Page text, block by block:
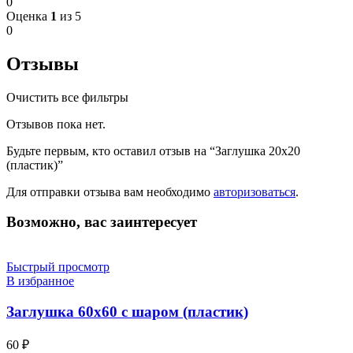
Оценка 1 из 5
0
Отзывы
Очистить все фильтры
Отзывов пока нет.
Будьте первым, кто оставил отзыв на “Заглушка 20х20
(пластик)”
Для отправки отзыва вам необходимо авторизоваться.
Возможно, вас заинтересует
Быстрый просмотр
В избранное
Заглушка 60х60 с шаром (пластик)
60 ₽